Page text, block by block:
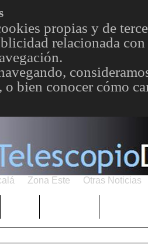
propias y de
relacionada
o bien conocer cómo
Zona Este Otras Noticias